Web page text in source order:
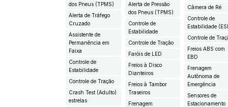
dos Pneus (TPMS)
Alerta de Tráfego
Cruzado
Assistente de
Permanência em
Faixa
Controle de
Estabilidade
Controle de Tração
Crash Test (Adulto)
estrelas
Alerta de Pressão
dos Pneus (TPMS)
Controle de
Estabilidade
Controle de Tração
Faróis de LED
Freios à Disco
Dianteiros
Freios à Tambor
Traseiros
Frenagem
Câmera de Ré
Controle de
Estabilidade
Controle de
Freios ABS com
EBD
Frenagem
Autônoma de
Emergência
Sensores de
Estacionamento